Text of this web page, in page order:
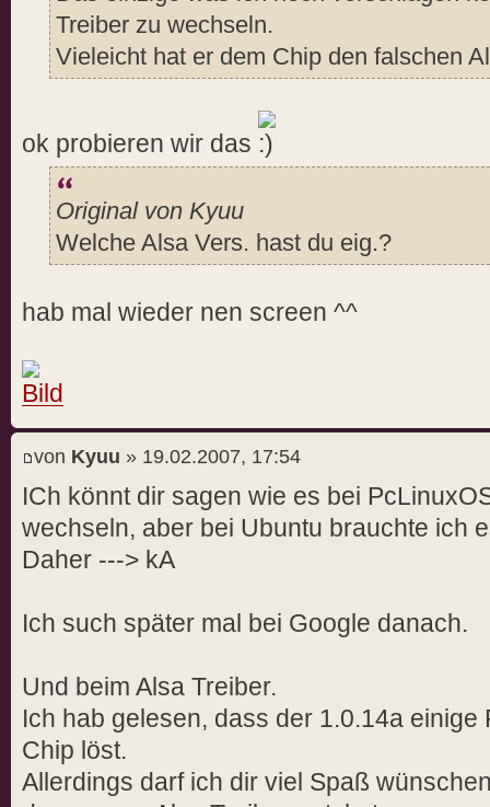
Treiber zu wechseln.
Vieleicht hat er dem Chip den falschen
ok probieren wir das
Original von Kyuu
Welche Alsa Vers. hast du eig.?
hab mal wieder nen screen ^^
von Kyuu » 19.02.2007, 17:54
ICh könnt dir sagen wie es bei
wechseln, aber bei Ubuntu brauchte ich
Daher ---> kA
Ich such später mal bei Google danach.
Und beim Alsa Treiber.
Ich hab gelesen, dass der 1.0.14a einige
Chip löst.
Allerdings darf ich dir viel Spaß